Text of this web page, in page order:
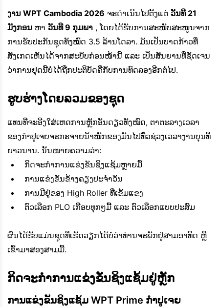
ງານ WPT Cambodia 2026 ຈະດຳເນີນໄປຕັ້ງແຕ່ ວັນທີ 21
ມັງກອນ ຫາ ວັນທີ 9 ກຸມພາ , ໂດຍໄດ້ຮັບການສະໜັບສະໜູນຈາກ
ການຮັບປະກັນຊຸດທັງໝົດ 3.5 ລ້ານໂດລາ. ມັນເປັນບາດກ້າວທີ່
ສັງເກດເຫັນໄດ້ຈາກສະບັບກ່ອນໜ້ານີ້ ແລະ ເປັນສັນຍານທີ່ຊັດເຈນ
ວ່າການຢຸດນີ້ບໍ່ໄດ້ຖືກປະຕິບັດຄືກັບການທົດລອງອີກຕໍ່ໄປ.
ຮູບຮ່າງໂດຍລວມຂອງຊຸດ
ແທນທີ່ຈະອີງໃສ່ເຫດການຫຼັກອັນດຽວທັງໝົດ, ຕາຕະລາງເວລາ
ຂອງກຳປູເຈຍຈະກະຈາຍນ້ຳໜັກຂອງມັນໄປທົ່ວຊ່ວງເວລາງານບຸນທີ່
ຍາວນານ. ນັ້ນໝາຍຄວາມວ່າ:
ກິດຈະກຳການແຂ່ງຂັນຊິງແຊ້ມຫຼາຍມື້
ການແຂ່ງຂັນຂ້າງຄຽງປະຈຳວັນ
ການມີຢູ່ຂອງ High Roller ທີ່ເຂັ້ມແຂງ
ຕົວເລືອກ PLO ເກືອບທຸກໆມື້ ແລະ ຕົວເລືອກແບບປະສົມ
ຜົນໄດ້ຮັບແມ່ນຊຸດທີ່ເຮັດວຽກໄດ້ບໍ່ວ່າທ່ານຈະພັກຢູ່ສາມອາທິດ ຫຼື
ເຂົ້າມາສອງສາມມື້.
ກິດຈະກຳການແຂ່ງຂັນຊິງແຊ້ມຢູ່ຫຼັກ
ການແຂ່ງຂັນຊິງແຊ້ມ WPT Prime ກຳປູເຈຍ